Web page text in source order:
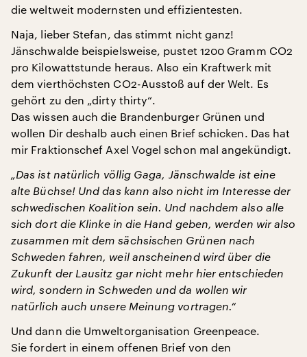
die weltweit modernsten und effizientesten.
Naja, lieber Stefan, das stimmt nicht ganz!
Jänschwalde beispielsweise, pustet 1200 Gramm CO2
pro Kilowattstunde heraus. Also ein Kraftwerk mit
dem vierthöchsten CO2-Ausstoß auf der Welt. Es
gehört zu den „dirty thirty“.
Das wissen auch die Brandenburger Grünen und
wollen Dir deshalb auch einen Brief schicken. Das hat
mir Fraktionschef Axel Vogel schon mal angekündigt.
„Das ist natürlich völlig Gaga, Jänschwalde ist eine
alte Büchse! Und das kann also nicht im Interesse der
schwedischen Koalition sein. Und nachdem also alle
sich dort die Klinke in die Hand geben, werden wir also
zusammen mit dem sächsischen Grünen nach
Schweden fahren, weil anscheinend wird über die
Zukunft der Lausitz gar nicht mehr hier entschieden
wird, sondern in Schweden und da wollen wir
natürlich auch unsere Meinung vortragen.“
Und dann die Umweltorganisation Greenpeace.
Sie fordert in einem offenen Brief von den